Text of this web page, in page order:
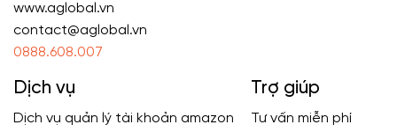
www.aglobal.vn
contact@aglobal.vn
0888.608.007
Dịch vụ
Dịch vụ quản lý tài khoản amazon
Trợ giúp
Tư vấn miễn phí